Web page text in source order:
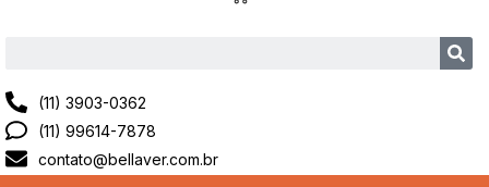
(11) 3903-0362
(11) 99614-7878
contato@bellaver.com.br